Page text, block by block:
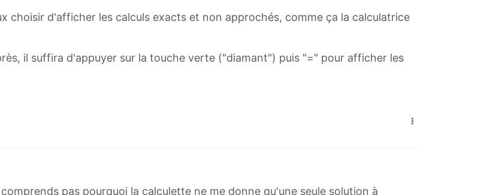
4
o
u
1
^
choisir d'afficher les calculs exacts et non approchés, comme ça la calculatrice
il suffira d'appuyer sur la touche verte ("diamant") puis "=" pour afficher les
pas pourquoi la calculette ne me donne qu'une seule solution à